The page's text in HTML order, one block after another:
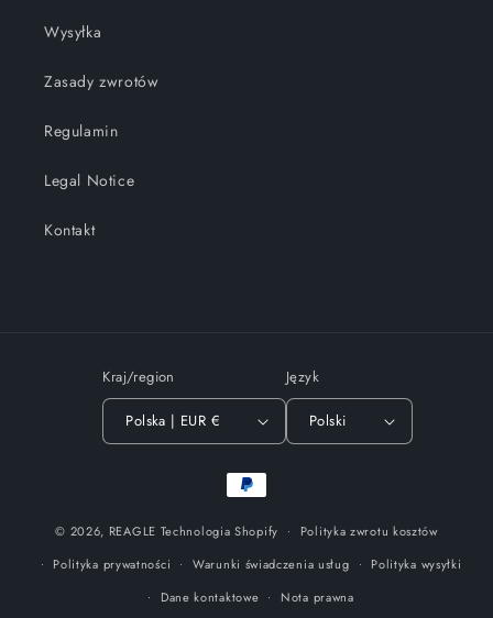
Wysyłka
Zasady zwrotów
Regulamin
Legal Notice
Kontakt
Kraj/region
Polska | EUR €
Język
Polski
Metody
płatności
© 2026, REAGLE Technologia Shopify
Polityka zwrotu kosztów
Polityka prywatności
Warunki świadczenia usług
Polityka wysyłki
Dane kontaktowe
Nota prawna